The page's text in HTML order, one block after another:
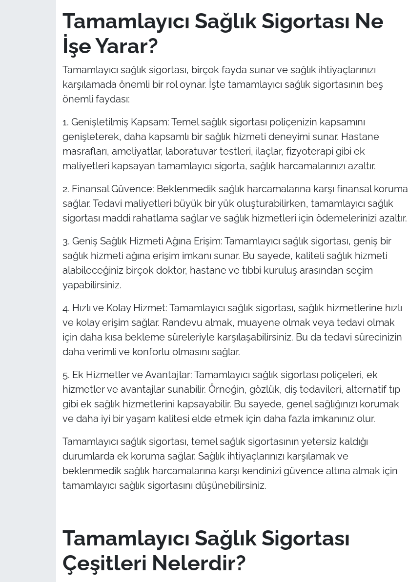
Tamamlayıcı Sağlık Sigortası Ne
İşe Yarar?
Tamamlayıcı sağlık sigortası, birçok fayda sunar ve sağlık ihtiyaçlarınızı
karşılamada önemli bir rol oynar. İşte tamamlayıcı sağlık sigortasının beş
önemli faydası:
1. Genişletilmiş Kapsam: Temel sağlık sigortası poliçenizin kapsamını
genişleterek, daha kapsamlı bir sağlık hizmeti deneyimi sunar. Hastane
masrafları, ameliyatlar, laboratuvar testleri, ilaçlar, fizyoterapi gibi ek
maliyetleri kapsayan tamamlayıcı sigorta, sağlık harcamalarınızı azaltır.
2. Finansal Güvence: Beklenmedik sağlık harcamalarına karşı finansal koruma
sağlar. Tedavi maliyetleri büyük bir yük oluşturabilirken, tamamlayıcı sağlık
sigortası maddi rahatlama sağlar ve sağlık hizmetleri için ödemelerinizi azaltır.
3. Geniş Sağlık Hizmeti Ağına Erişim: Tamamlayıcı sağlık sigortası, geniş bir
sağlık hizmeti ağına erişim imkanı sunar. Bu sayede, kaliteli sağlık hizmeti
alabileceğiniz birçok doktor, hastane ve tıbbi kuruluş arasından seçim
yapabilirsiniz.
4. Hızlı ve Kolay Hizmet: Tamamlayıcı sağlık sigortası, sağlık hizmetlerine hızlı
ve kolay erişim sağlar. Randevu almak, muayene olmak veya tedavi olmak
için daha kısa bekleme süreleriyle karşılaşabilirsiniz. Bu da tedavi sürecinizin
daha verimli ve konforlu olmasını sağlar.
5. Ek Hizmetler ve Avantajlar: Tamamlayıcı sağlık sigortası poliçeleri, ek
hizmetler ve avantajlar sunabilir. Örneğin, gözlük, diş tedavileri, alternatif tıp
gibi ek sağlık hizmetlerini kapsayabilir. Bu sayede, genel sağlığınızı korumak
ve daha iyi bir yaşam kalitesi elde etmek için daha fazla imkanınız olur.
Tamamlayıcı sağlık sigortası, temel sağlık sigortasının yetersiz kaldığı
durumlarda ek koruma sağlar. Sağlık ihtiyaçlarınızı karşılamak ve
beklenmedik sağlık harcamalarına karşı kendinizi güvence altına almak için
tamamlayıcı sağlık sigortasını düşünebilirsiniz.
Tamamlayıcı Sağlık Sigortası
Çeşitleri Nelerdir?